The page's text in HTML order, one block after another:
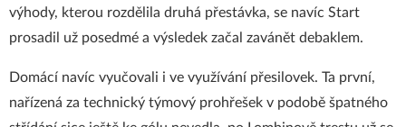
výhody, kterou rozdělila druhá přestávka, se navíc Start
prosadil už posedmé a výsledek začal zavánět debaklem.
Domácí navíc vyučovali i ve využívání přesilovek. Ta první,
nařízená za technický týmový prohřešek v podobě špatného